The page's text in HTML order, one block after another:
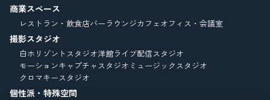
商業スペース
レストラン・飲食店バーラウンジカフェオフィス・会議室
撮影スタジオ
白ホリゾントスタジオ洋館ライブ配信スタジオ
モーションキャプチャスタジオ ミュージックスタジオ
クロマキースタジオ
個性派・特殊空間